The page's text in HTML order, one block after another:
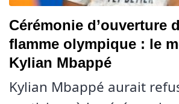
Cérémonie d’ouverture
flamme olympique : le
Kylian Mbappé
Kylian Mbappé aurait